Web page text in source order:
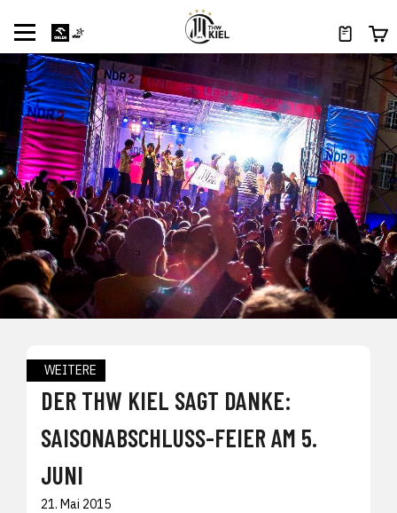
WEITERE
DER THW KIEL SAGT DANKE:
SAISONABSCHLUSS-FEIER AM 5.
JUNI
21. Mai 2015